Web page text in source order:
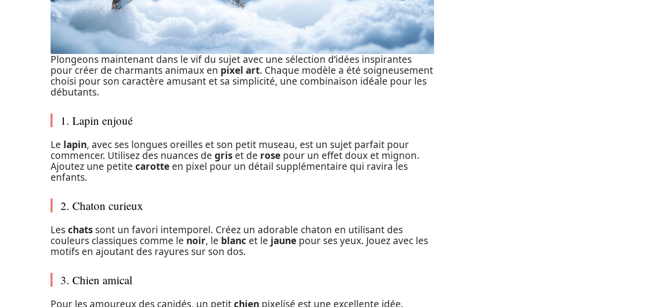
Plongeons maintenant dans le vif du sujet avec une sélection d’idées inspirantes
pour créer de charmants animaux en pixel art. Chaque modèle a été soigneusement
choisi pour son caractère amusant et sa simplicité, une combinaison idéale pour les
débutants.
1. Lapin enjoué
Le lapin, avec ses longues oreilles et son petit museau, est un sujet parfait pour
commencer. Utilisez des nuances de gris et de rose pour un effet doux et mignon.
Ajoutez une petite carotte en pixel pour un détail supplémentaire qui ravira les
enfants.
2. Chaton curieux
Leschats sont un favori intemporel. Créez un adorable chaton en utilisant des
couleurs classiques comme le noir, le blanc et le jaune pour ses yeux. Jouez avec les
motifs en ajoutant des rayures sur son dos.
3. Chien amical
Pour les amoureux des canidés, un petitchien pixelisé est une excellente idée.